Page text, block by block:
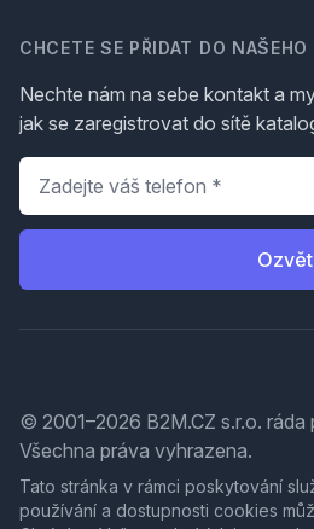
CHCETE SE PŘIDAT DO
Nechte nám na sebe kontakt a
jak se zaregistrovat do sítě
Telefon
© 2001–2026 B2M.CZ s.r.o. ráda
Všechna práva vyhrazena.
Tato stránka v rámci poskytování
používání a dostupnosti cookies